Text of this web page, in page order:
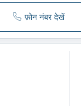
फ़ोन नंबर देखें